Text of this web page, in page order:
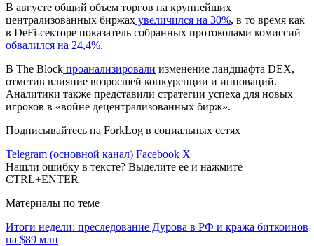
В августе общий объем торгов на крупнейших
централизованных биржах увеличился на 30%, в то время как
в DeFi-секторе показатель собранных протоколами комиссий
обвалился на 24,4%.
В The Block проанализировали изменение ландшафта DEX,
отметив влияние возросшей конкуренции и инноваций.
Аналитики также представили стратегии успеха для новых
игроков в «войне децентрализованных бирж».
Подписывайтесь на ForkLog в социальных сетях
Telegram (основной канал) Facebook X
Нашли ошибку в тексте? Выделите ее и нажмите
CTRL+ENTER
Материалы по теме
Итоги недели: преследование Дурова в РФ и кража биткоинов
на $89 млн